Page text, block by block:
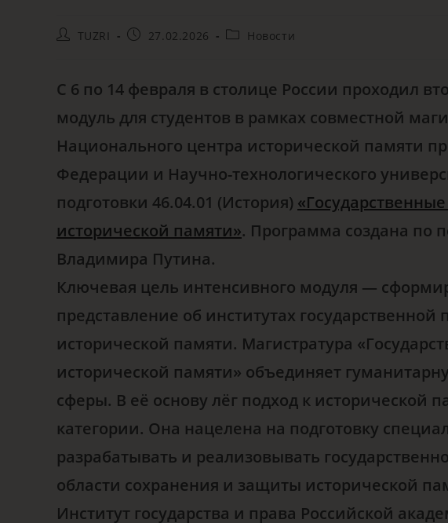
TUZRI 27.02.2026 Новости
С 6 по 14 февраля в столице России проходил
модуль для студентов в рамках совместной
Национального центра исторической памяти
Федерации и Научно-технологического
подготовки 46.04.01 (История)
исторической памяти». Программа создана по
Владимира Путина.
Ключевая цель интенсивного модуля —
представление об институтах
исторической памяти. Магистратура
исторической памяти» объединяет
сферы. В её основу лёг подход к исторической
категории. Она нацелена на подготовку
разрабатывать и реализовывать
области сохранения и защиты исторической
Институт государства и права Российской